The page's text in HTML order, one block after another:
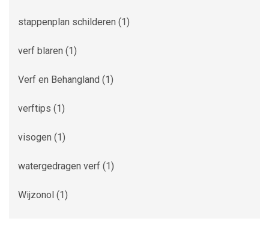
stappenplan schilderen (1)
verf blaren (1)
Verf en Behangland (1)
verftips (1)
visogen (1)
watergedragen verf (1)
Wijzonol (1)